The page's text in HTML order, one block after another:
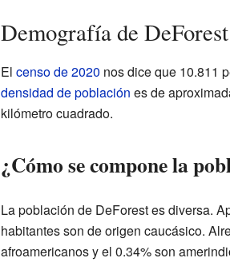
Demografía de
El censo de 2020 nos dice que 10.811
densidad de población es de
kilómetro cuadrado.
¿Cómo se compone la
La población de DeForest es diversa.
habitantes son de origen caucásico.
afroamericanos y el 0.34% son